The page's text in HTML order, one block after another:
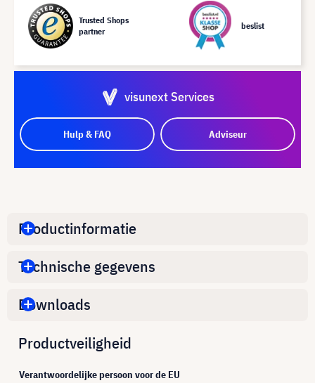
Trusted Shops
partner
beslist
visunext Services
Hulp & FAQ Adviseur
Productinformatie
Technische gegevens
Downloads
Productveiligheid
Verantwoordelijke persoon voor de EU